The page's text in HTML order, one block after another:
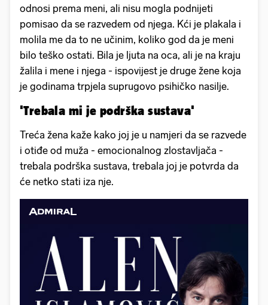
odnosi prema meni, ali nisu mogla podnijeti
pomisao da se razvedem od njega. Kći je plakala i
molila me da to ne učinim, koliko god da je meni
bilo teško ostati. Bila je ljuta na oca, ali je na kraju
žalila i mene i njega - ispovijest je druge žene koja
je godinama trpjela suprugovo psihičko nasilje.
'Trebala mi je podrška sustava'
Treća žena kaže kako joj je u namjeri da se razvede
i otiđe od muža - emocionalnog zlostavljača -
trebala podrška sustava, trebala joj je potvrda da
će netko stati iza nje.